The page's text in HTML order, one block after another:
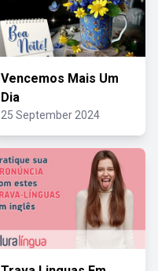
Vencemos Mais Um
Dia
25 September 2024